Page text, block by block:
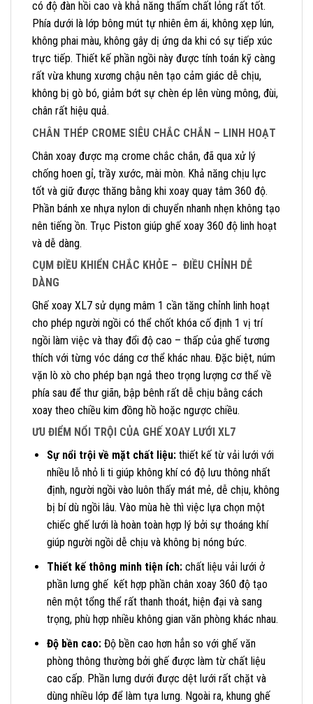
có độ đàn hồi cao và khả năng thấm chất lỏng rất tốt.
Phía dưới là lớp bông mút tự nhiên êm ái, không xẹp lún,
không phai màu, không gây dị ứng da khi có sự tiếp xúc
trực tiếp. Thiết kế phần ngồi này được tính toán kỹ càng
rất vừa khung xương chậu nên tạo cảm giác dễ chịu,
không bị gò bó, giảm bớt sự chèn ép lên vùng mông, đùi,
chân rất hiệu quả.
CHÂN THÉP CROME SIÊU CHẮC CHẮN – LINH HOẠT
Chân xoay được mạ crome chắc chắn, đã qua xử lý
chống hoen gỉ, trầy xước, mài mòn. Khả năng chịu lực
tốt và giữ được thăng bằng khi xoay quay tâm 360 độ.
Phần bánh xe nhựa nylon di chuyển nhanh nhẹn không tạo
nên tiếng ồn. Trục Piston giúp ghế xoay 360 độ linh hoạt
và dễ dàng.
CỤM ĐIỀU KHIỂN CHẮC KHỎE – ĐIỀU CHỈNH DỄ
DÀNG
Ghế xoay XL7 sử dụng mâm 1 cần tăng chỉnh linh hoạt
cho phép người ngồi có thể chốt khóa cố định 1 vị trí
ngồi làm việc và thay đổi độ cao – thấp của ghế tương
thích với từng vóc dáng cơ thể khác nhau. Đặc biệt, núm
vặn lò xò cho phép bạn ngả theo trọng lượng cơ thể về
phía sau để thư giãn, bập bênh rất dễ chịu bằng cách
xoay theo chiều kim đồng hồ hoặc ngược chiều.
ƯU ĐIỂM NỔI TRỘI CỦA GHẾ XOAY LƯỚI XL7
Sự nổi trội về mặt chất liệu:thiết kế từ vải lưới với
nhiều lỗ nhỏ li ti giúp không khí có độ lưu thông nhất
định, người ngồi vào luôn thấy mát mẻ, dễ chịu, không
bị bí dù ngồi lâu. Vào mùa hè thì việc lựa chọn một
chiếc ghế lưới là hoàn toàn hợp lý bởi sự thoáng khí
giúp người ngồi dễ chịu và không bị nóng bức.
Thiết kế thông minh tiện ích:chất liệu vải lưới ở
phần lưng ghế kết hợp phần chân xoay 360 độ tạo
nên một tổng thể rất thanh thoát, hiện đại và sang
trọng, phù hợp nhiều không gian văn phòng khác nhau.
Độ bền cao:Độ bền cao hơn hẳn so với ghế văn
phòng thông thường bởi ghế được làm từ chất liệu
cao cấp. Phần lưng dưới được dệt lưới rất chặt và
dùng nhiều lớp để làm tựa lưng. Ngoài ra, khung ghế